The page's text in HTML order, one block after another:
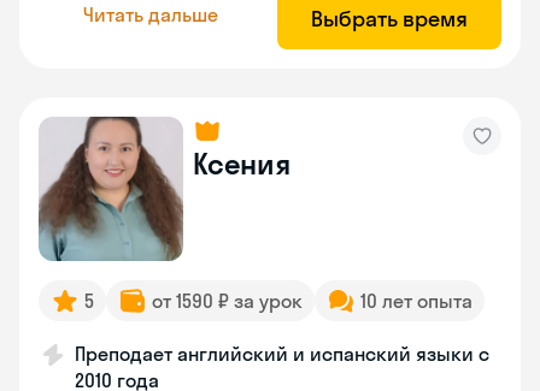
Читать дальше Выбрать время
Ксения
5 от 1590 ₽ за урок 10 лет опыта
Преподает английский и испанский языки с
2010 года